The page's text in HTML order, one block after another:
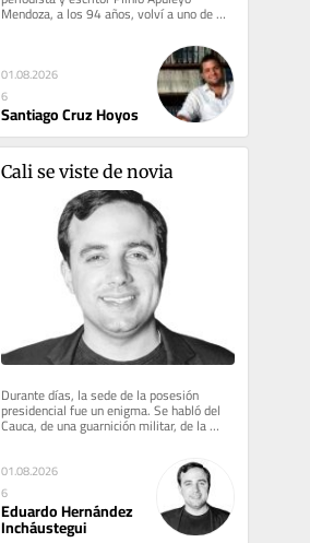
Mendoza, a los 94 años, volví a uno de
esos libros a los que periodistas...
01.08.2026
6
Santiago Cruz Hoyos
Cali se viste de novia
Durante días, la sede de la posesión
presidencial fue un enigma. Se habló del
Cauca, de una guarnición militar, de la
Plaza de Cayzedo, del Centro...
01.08.2026
6
Eduardo Hernández
Incháustegui